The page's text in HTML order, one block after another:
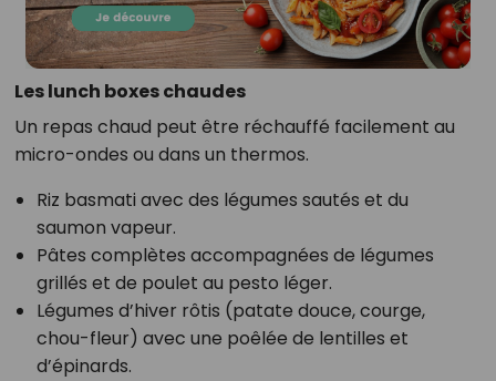
Les lunch boxes chaudes
Un repas chaud peut être réchauffé facilement au
micro-ondes ou dans un thermos.
Riz basmati avec des légumes sautés et du
saumon vapeur.
Pâtes complètes accompagnées de légumes
grillés et de poulet au pesto léger.
Légumes d’hiver rôtis (patate douce, courge,
chou-fleur) avec une poêlée de lentilles et
d’épinards.